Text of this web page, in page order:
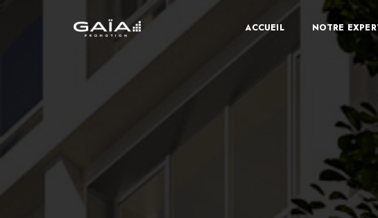
ACCUEIL NOTRE